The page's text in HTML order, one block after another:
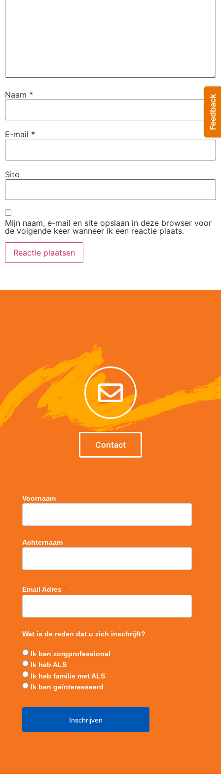
Naam *
E-mail *
Site
Mijn naam, e-mail en site opslaan in deze browser voor
de volgende keer wanneer ik een reactie plaats.
Contact
Voornaam
Achternaam
Email Adres *
Wat is de reden dat u zich inschrijft?
Ik ben zorgprofessional
Ik heb ALS
Ik heb familie met ALS
Ik ben geïnteresseerd